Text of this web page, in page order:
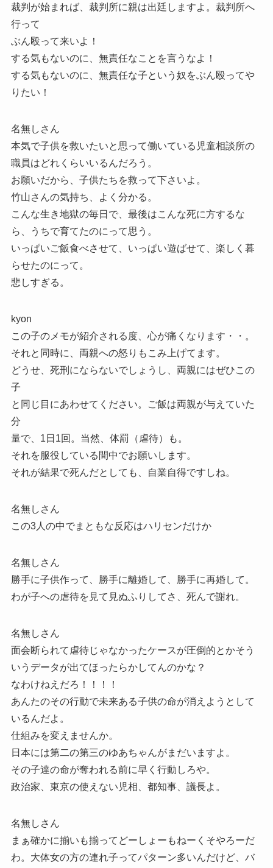
裁判が始まれば、裁判所に親は出廷しますよ。裁判所へ
行って
ぶん殴って来いよ！
する気もないのに、無責任なことを言うなよ！
する気もないのに、無責任な子という奴をぶん殴ってや
りたい！
名無しさん
本気で子供を救いたいと思って働いている児童相談所の
職員はどれくらいいるんだろう。
お願いだから、子供たちを救って下さいよ。
竹山さんの気持ち、よく分かる。
こんな生き地獄の毎日で、最後はこんな死に方するな
ら、うちで育てたのにって思う。
いっぱいご飯食べさせて、いっぱい遊ばせて、楽しく暮
らせたのにって。
悲しすぎる。
kyon
この子のメモが紹介される度、心が痛くなります・・。
それと同時に、両親への怒りもこみ上げてます。
どうせ、死刑にならないでしょうし、両親にはぜひこの
子
と同じ目にあわせてください。ご飯は両親が与えていた
分
量で、1日1回。当然、体罰（虐待）も。
それを服役している間中でお願いします。
それが結果で死んだとしても、自業自得ですしね。
名無しさん
この3人の中でまともな反応はハリセンだけか
名無しさん
勝手に子供作って、勝手に離婚して、勝手に再婚して。
わが子への虐待を見て見ぬふりしてさ、死んで謝れ。
名無しさん
面会断られて虐待じゃなかったケースが圧倒的とかそう
いうデータが出てほったらかしてんのかな？
なわけねえだろ！！！！
あんたのその行動で未来ある子供の命が消えようとして
いるんだよ。
仕組みを変えませんか。
日本には第二の第三のゆあちゃんがまだいますよ。
その子達の命が奪われる前に早く行動しろや。
政治家、東京の使えない児相、都知事、議長よ。
名無しさん
まぁ確かに揃いも揃ってどーしょーもねーくそやろーだ
わ。大体女の方の連れ子ってパターン多いんだけど、バ